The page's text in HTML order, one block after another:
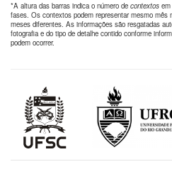
*A altura das barras indica o número de contextos
fases. Os contextos podem representar mesmo
meses diferentes. As informações são resgatadas
fotografia e do tipo de detalhe contido conforme
podem ocorrer.